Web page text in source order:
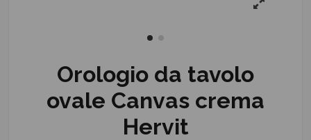
Orologio da tavolo
ovale Canvas crema
Hervit